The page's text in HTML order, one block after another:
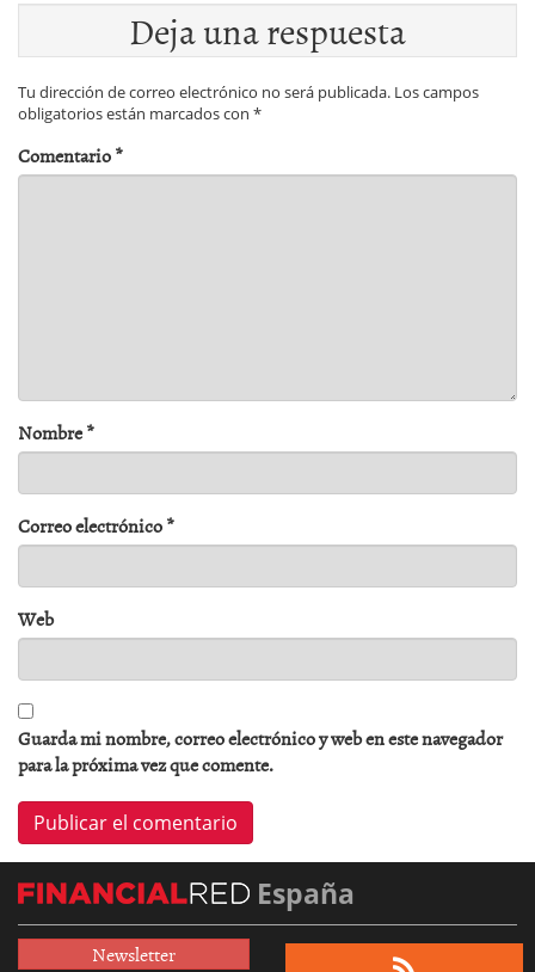
Deja una respuesta
Tu dirección de correo electrónico no será publicada. Los campos
obligatorios están marcados con *
Comentario*
Nombre*
Correo electrónico*
Web
Guarda mi nombre, correo electrónico y web en este navegador
para la próxima vez que comente.
España
Newsletter